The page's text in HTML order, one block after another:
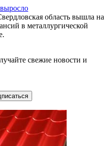
область вышла на
в металлургической
свежие новости и